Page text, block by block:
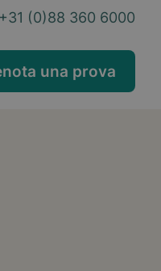
(0)88 360 6000
una prova